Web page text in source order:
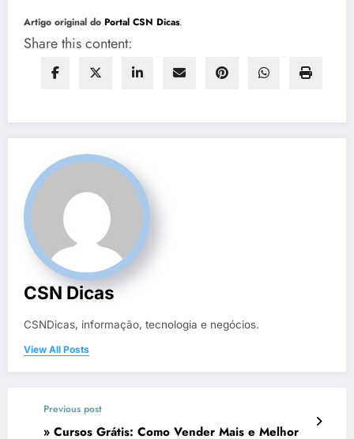
Artigo original do Portal CSN Dicas.
Share this content:
CSN Dicas
CSNDicas, informação, tecnologia e negócios.
View All Posts
Previous post
» Cursos Grátis: Como Vender Mais e Melhor